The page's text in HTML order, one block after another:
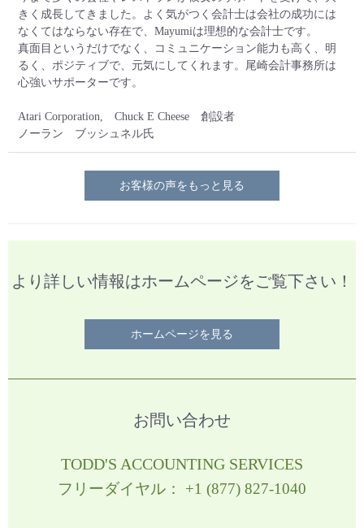
きく成長してきました。よく気がつく会計士は会社の成功には
なくてはならない存在で、Mayumiは理想的な会計士です。
真面目というだけでなく、コミュニケーション能力も高く、明
るく、ポジティブで、元気にしてくれます。尾崎会計事務所は
心強いサポーターです。
Atari Corporation, Chuck E Cheese 創設者
ノーラン ブッシュネル氏
お客様の声をもっと見る
より詳しい情報はホームページをご覧下さい！
ホームページを見る
お問い合わせ
TODD'S ACCOUNTING SERVICES
フリーダイヤル： +1 (877) 827-1040